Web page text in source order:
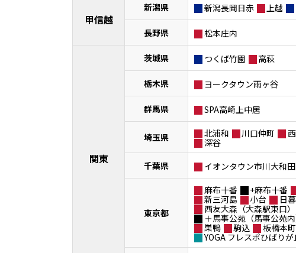
甲信越
新潟県 新潟長岡日赤 上越
長野県 松本庄内
関東
茨城県 つくば竹園 高萩
栃木県 ヨークタウン雨ヶ谷
群馬県 SPA高崎上中居
埼玉県 北浦和 川口仲町
深谷
千葉県
イオンタウン市川大和田
東京都
麻布十番 +麻布十番
新三河島
小台 日
西友大森（大森駅東口）
＋馬事公苑（馬事公苑
巣鴨
駒込 板橋本町
YOGA フレスポひばりが